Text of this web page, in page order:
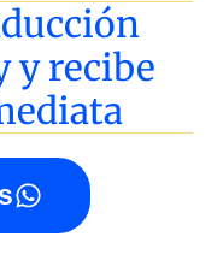
y recibe